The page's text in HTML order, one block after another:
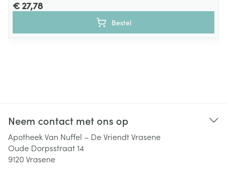
€ 27,78
Bestel
Neem contact met ons op
Apotheek Van Nuffel – De Vriendt Vrasene
Oude Dorpsstraat 14
9120Vrasene